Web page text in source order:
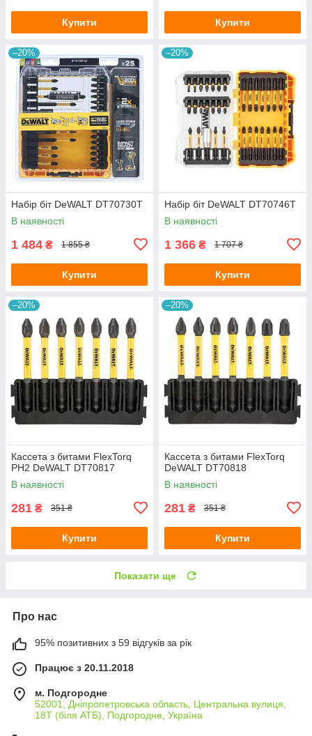
Купити Купити
–20%
Набір біт DeWALT DT70730T
В наявності
1 484 ₴ 1 855 ₴
Купити
–20%
Набір біт DeWALT DT70746T
В наявності
1 366 ₴ 1 707 ₴
Купити
–20%
Кассета з битами FlexTorq
PH2 DeWALT DT70817
В наявності
281 ₴ 351 ₴
Купити
–20%
Кассета з битами FlexTorq
DeWALT DT70818
В наявності
281 ₴ 351 ₴
Купити
Показати ще
Про нас
95% позитивних з 59 відгуків за рік
Працює з 20.11.2018
м. Подгородне
52001, Дніпропетровська область, Центральна вулиця,
18Т (біля АТБ), Подгородне, Україна